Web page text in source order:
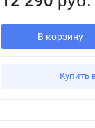
В корзину
Купить